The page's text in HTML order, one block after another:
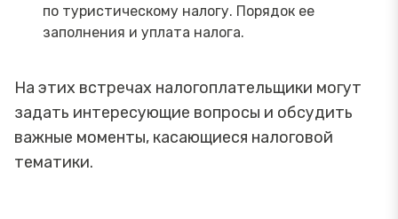
по туристическому налогу. Порядок ее
заполнения и уплата налога.
На этих встречах налогоплательщики могут
задать интересующие вопросы и обсудить
важные моменты, касающиеся налоговой
тематики.